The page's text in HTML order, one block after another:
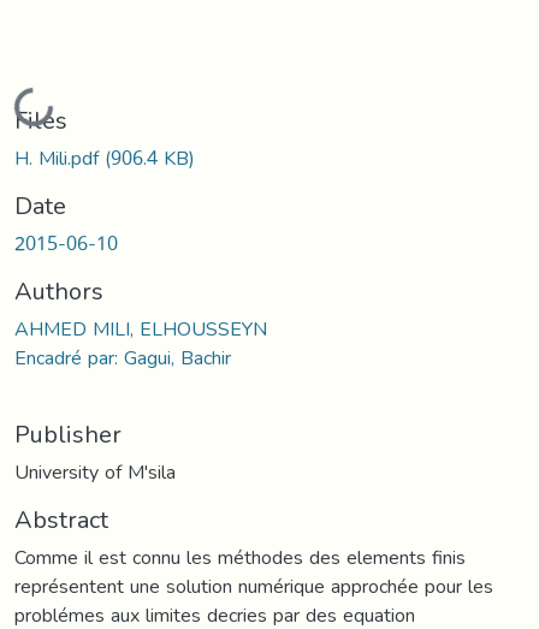
Loading...
Files
H. Mili.pdf(906.4 KB)
Date
2015-06-10
Authors
AHMED MILI, ELHOUSSEYN
Encadré par: Gagui, Bachir
Publisher
University of M'sila
Abstract
Comme il est connu les méthodes des elements finis
représentent une solution numérique approchée pour les
problémes aux limites decries par des equation